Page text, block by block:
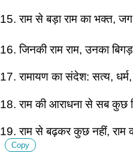
15. राम से बड़ा राम का भक्त,
16. जिनकी राम राम, उनका
17. रामायण का संदेश: सत्य,
18. राम की आराधना से सब कुछ
19. राम से बढ़कर कुछ नहीं, राम
Copy